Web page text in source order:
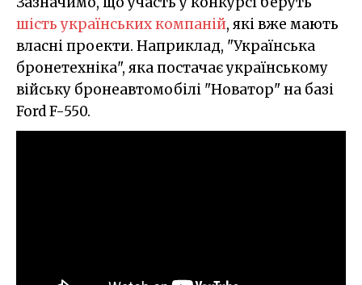
шість українських компаній, які вже мають
власні проекти. Наприклад, "Українська
бронетехніка", яка постачає українському
війську бронеавтомобілі "Новатор" на базі
Ford F-550.